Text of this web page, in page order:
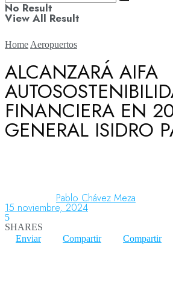
No Result
View All Result
Aerolíneas
Aeronáutica
Home Aeropuertos
ALCANZARÁ AIFA
FINANCIERA EN
GENERAL ISIDRO
Pablo Chávez Meza
15 noviembre, 2024
5
SHARES
Enviar
Compartir Compartir